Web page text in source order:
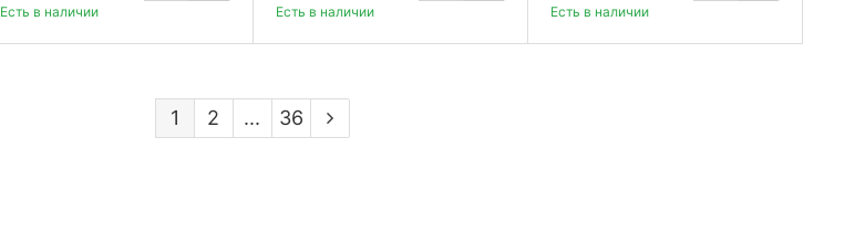
Есть в наличии Есть в наличии Есть в наличии
1 2 ... 36